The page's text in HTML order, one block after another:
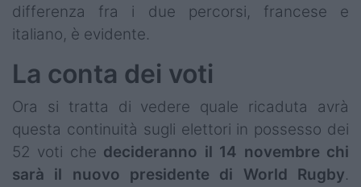
differenza fra i due percorsi, francese e
italiano, è evidente.
La conta dei voti
Ora si tratta di vedere quale ricaduta avrà
questa continuità sugli elettori in possesso dei
52 voti che decideranno il 14 novembre chi
sarà il nuovo presidente di World Rugby.